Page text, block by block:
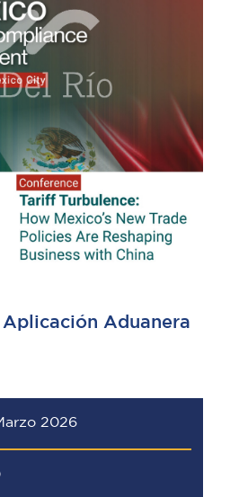
Aduanera
2026